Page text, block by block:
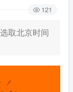
121
取北京时间